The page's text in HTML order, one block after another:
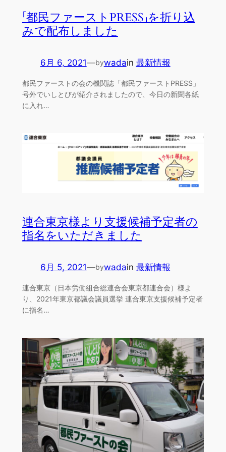
「都民ファーストPRESS」を折り込
みで配布しました
6月 6, 2021—bywadain 最新情報
都民ファーストの会の機関誌「都民ファーストPRESS」
号外でいしとびが紹介されましたので、今日の新聞各紙
に入れ…
連合東京様より支援候補予定者の
指名をいただきました
6月 5, 2021—bywadain 最新情報
連合東京（日本労働組合総連合会東京都連合会）様よ
り、2021年東京都議会議員選挙 連合東京支援候補予定者
に指名…